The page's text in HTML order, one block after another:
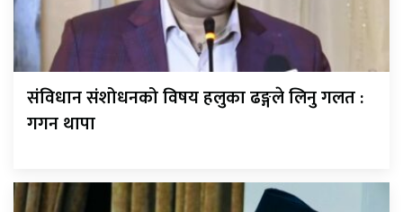
संविधान संशोधनको विषय हलुका ढङ्गले लिनु गलत :
गगन थापा